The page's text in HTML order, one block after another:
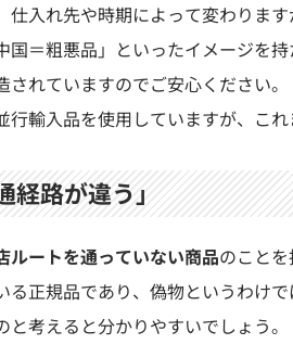
仕入れ先や時期によって変わりま
国＝粗悪品」といったイメージを
れていますのでご安心ください。
輸入品を使用していますが、これ
路が違う」
ルートを通っていない商品のことを
る正規品であり、偽物というわけ
考えると分かりやすいでしょう。